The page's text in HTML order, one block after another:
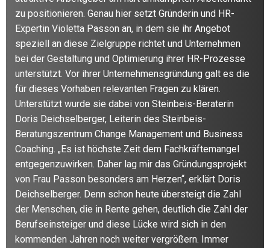
zu positionieren. Genau hier setzt Gründerin und HR-
Expertin Violetta Passon an, in dem sie ihr Angebot
speziell an diese Zielgruppe richtet und Unternehmen
bei der Gestaltung und Optimierung ihrer HR-Prozesse
unterstützt. Vor ihrer Unternehmensgründung galt es die
für dieses Vorhaben relevanten Fragen zu klären.
Unterstützt wurde sie dabei von Steinbeis-Beraterin
Doris Deichselberger, Leiterin des Steinbeis-
Beratungszentrum Change Management und Business
Coaching. „Es ist höchste Zeit dem Fachkräftemangel
entgegenzuwirken. Daher lag mir das Gründungsprojekt
von Frau Passon besonders am Herzen“, erklärt Doris
Deichselberger. Denn schon heute übersteigt die Zahl
der Menschen, die in Rente gehen, deutlich die Zahl der
Berufseinsteiger und diese Lücke wird sich in den
kommenden Jahren noch weiter vergrößern. Immer